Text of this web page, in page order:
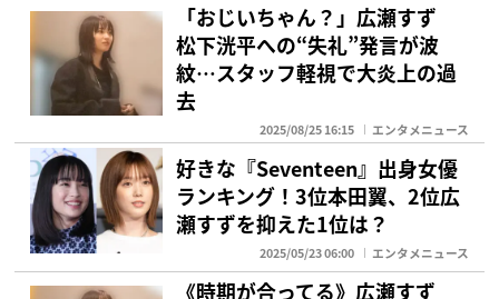
「おじいちゃん？」広瀬すず
松下洸平への“失礼”発言が波
紋…スタッフ軽視で大炎上の過
去
2025/08/25 16:15 エンタメニュース
好きな『Seventeen』出身女優
ランキング！3位本田翼、2位広
瀬すずを抑えた1位は？
2025/05/23 06:00 エンタメニュース
《時期が合ってる》広瀬すず